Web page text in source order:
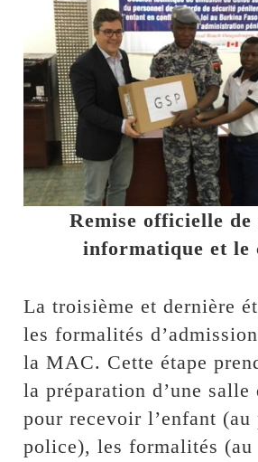
Remise officielle
informatique et le
La troisième et dernière
les formalités
la MAC. Cette étape
la préparation d’une salle
pour recevoir l’enfant (au
police), les formalités (au